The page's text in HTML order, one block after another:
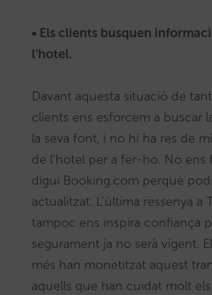
• Els clients busquen
l’hotel.
Davant aquesta situació de
clients ens esforcem a buscar
la seva font, i no hi ha res de
de l’hotel per a fer-ho. No ens
digui Booking.com perquè
actualitzat. L’última ressenya a
tampoc ens inspira confiança
segurament ja no serà vigent.
més han monetitzat aquest
aquells que han cuidat molt els